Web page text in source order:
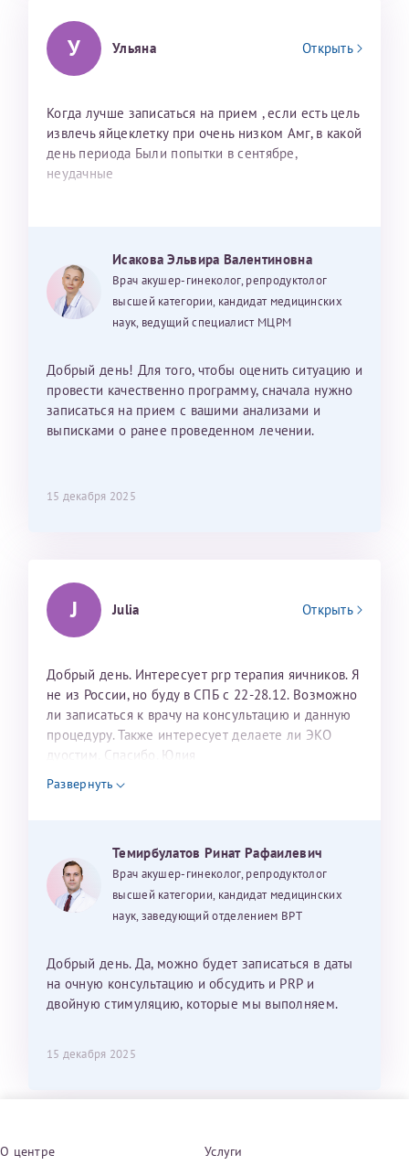
У Ульяна Открыть
Когда лучше записаться на прием , если есть цель
извлечь яйцеклетку при очень низком Амг, в какой
день периода Были попытки в сентябре,
неудачные
Исакова Эльвира Валентиновна
Врач акушер-гинеколог, репродуктолог
высшей категории, кандидат медицинских
наук, ведущий специалист МЦРМ
Добрый день! Для того, чтобы оценить ситуацию и
провести качественно программу, сначала нужно
записаться на прием с вашими анализами и
выписками о ранее проведенном лечении.
15 декабря 2025
J Julia Открыть
Добрый день. Интересует prp терапия яичников. Я
не из России, но буду в СПБ с 22-28.12. Возможно
ли записаться к врачу на консультацию и данную
процедуру. Также интересует делаете ли ЭКО
дуостим. Спасибо. Юлия
Развернуть
Темирбулатов Ринат Рафаилевич
Врач акушер-гинеколог, репродуктолог
высшей категории, кандидат медицинских
наук, заведующий отделением ВРТ
Добрый день. Да, можно будет записаться в даты
на очную консультацию и обсудить и PRP и
двойную стимуляцию, которые мы выполняем.
15 декабря 2025
О центре Услуги